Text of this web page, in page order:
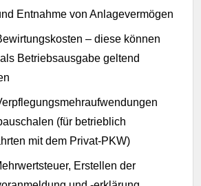
Entnahme von Anlagevermögen
– diese können
Betriebsausgabe geltend
(für betrieblich
mit dem Privat-PKW)
Erstellen der